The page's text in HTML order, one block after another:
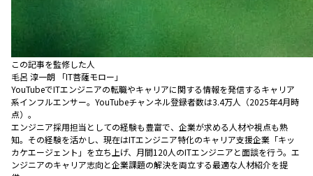
この記事を監修した人
毛呂 淳一朗 「IT菩薩モロー」
YouTubeでITエンジニアの転職やキャリアに関する情報を発信するキャリア
系インフルエンサー。YouTubeチャンネル登録者数は3.4万人（2025年4月時
点）。
エンジニア採用担当としての経験も豊富で、企業が求める人材や視点も熟
知。その経験を活かし、現在はITエンジニア特化のキャリア支援企業「キッ
カケエージェント」を立ち上げ、月間120人のITエンジニアと面談を行う。エ
ンジニアのキャリア志向と企業課題の解決を両立する最適な人材紹介を提